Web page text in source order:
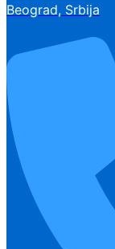
Beograd, Srbija